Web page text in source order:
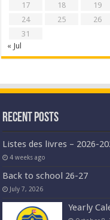
17
18 19
24
25 26
31
« Jul
Recent Posts
Listes des livres – 2026-
4 weeks ago
Back to school 26-27
July 7, 2026
Yearly